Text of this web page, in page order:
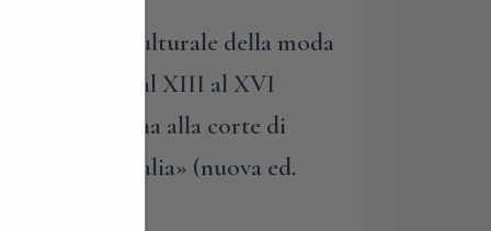
patrimonio culturale della moda
e società dal XIII al XVI
«Un’italiana alla corte di
moda in Italia» (nuova ed.